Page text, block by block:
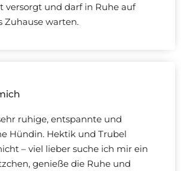
versorgt und darf in Ruhe auf
Zuhause warten.
ruhige, entspannte und
Hündin. Hektik und Trubel
– viel lieber suche ich mir ein
genieße die Ruhe und